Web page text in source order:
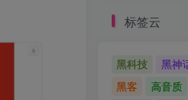
标签云
黑科技 黑神
黑客
高音质